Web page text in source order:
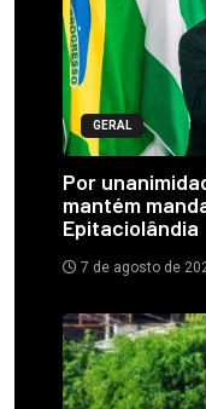
GERAL
Por
mantém
Epitaciolândia
7 de agosto de